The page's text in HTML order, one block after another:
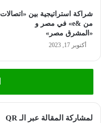
شراكة استراتيجية بين «اتصالات
من &e» في مصر و
«المشرق مصر»
أكتوبر 17, 2023
لمشاركة المقالة عبر الـ QR